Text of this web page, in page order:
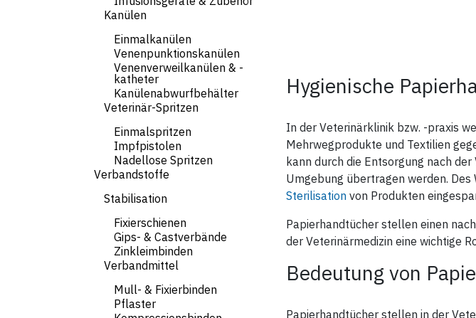
Kanülen
Einmalkanülen
Venenpunktionskanülen
Venenverweilkanülen & -
katheter
Kanülenabwurfbehälter
Veterinär-Spritzen
Einmalspritzen
Impfpistolen
Nadellose Spritzen
Verbandstoffe
Stabilisation
Fixierschienen
Gips- & Castverbände
Zinkleimbinden
Verbandmittel
Mull- & Fixierbinden
Pflaster
Hygienische
In der Veterinärklinik bzw. -praxis
Mehrwegprodukte und Textilien
kann durch die Entsorgung nach
Umgebung übertragen werden.
Sterilisation von Produkten
Papierhandtücher stellen einen
der Veterinärmedizin eine wichtige
Bedeutung von
Papierhandtücher stellen in der